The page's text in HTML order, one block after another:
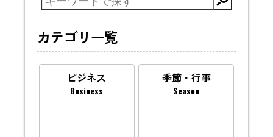
カテゴリ一覧
ビジネス
Business
季節・行事
Season